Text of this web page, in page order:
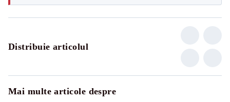
Distribuie articolul
Mai multe articole despre